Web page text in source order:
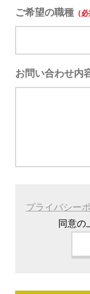
ご希望の職種
お問い合わせ内
プライバシー
同意の